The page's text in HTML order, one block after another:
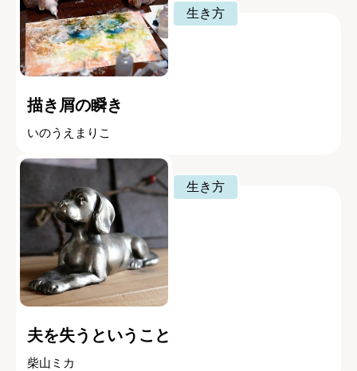
生き方
描き屑の瞬き
いのうえまりこ
生き方
夫を失うということ
柴山ミカ